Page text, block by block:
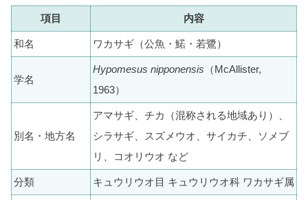
項目 内容
和名 ワカサギ（公魚・鰙・若鷺）
学名
Hypomesus nipponensis （McAllister,
1963）
別名・地方名
アマサギ、チカ（混称される地域あり）、
シラサギ、スズメウオ、サイカチ、ソメブ
リ、コオリウオ など
分類 キュウリウオ目 キュウリウオ科 ワカサギ属